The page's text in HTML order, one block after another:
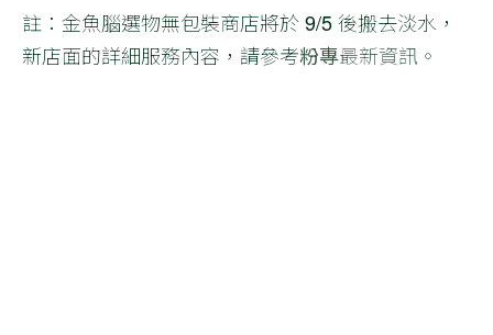
註：金魚腦選物無包裝商店將於 9/5 後搬去淡水，
新店面的詳細服務內容，請參考粉專最新資訊。